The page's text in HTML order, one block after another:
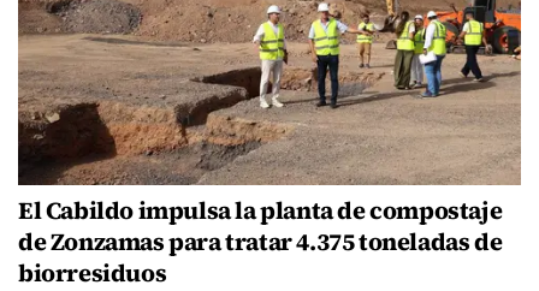
El Cabildo impulsa la planta de compostaje
de Zonzamas para tratar 4.375 toneladas de
biorresiduos